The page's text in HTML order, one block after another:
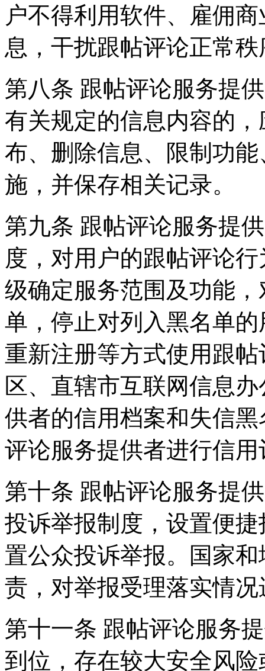
户不得利用软件、雇佣
息，干扰跟帖评论正常
第八条 跟帖评论服务提
有关规定的信息内容的
布、删除信息、限制功
施，并保存相关记录。
第九条 跟帖评论服务提
度，对用户的跟帖评论
级确定服务范围及功能
单，停止对列入黑名单
重新注册等方式使用跟
区、直辖市互联网信息
供者的信用档案和失信
评论服务提供者进行信用
第十条 跟帖评论服务提
投诉举报制度，设置便
置公众投诉举报。国家
责，对举报受理落实情
第十一条 跟帖评论服务
到位，存在较大安全风